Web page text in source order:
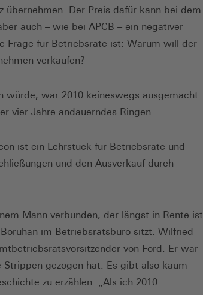
übernehmen. Der Preis dafür kann bei dem
auch – wie bei APCB – ein negativer
Frage für Betriebsräte ist: Warum will der
verkaufen?
würde, war 2010 keineswegs ausgemacht.
vier Jahre andauerndes Ringen.
ist ein Lehrstück für Betriebsräte und
und den Ausverkauf durch
Mann verbunden, der längst in Rente ist
im Betriebsratsbüro sitzt. Wilfried
von Ford. Er war
gezogen hat. Es gibt also kaum
zu erzählen. „Als ich 2010